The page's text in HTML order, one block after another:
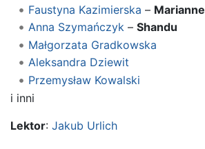
Faustyna Kazimierska – Marianne
Anna Szymańczyk– Shandu
Małgorzata Gradkowska
Aleksandra Dziewit
Przemysław Kowalski
i inni
Lektor: Jakub Urlich